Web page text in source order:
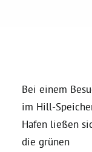
Daniel Freund,
Delegierte
Bei einem
im Hill-
Hafen ließen
die grünen